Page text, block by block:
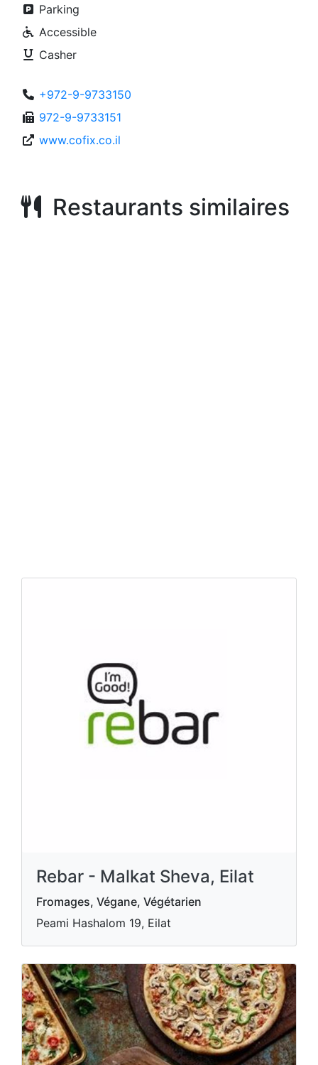
Parking
Accessible
Casher
+972-9-9733150
972-9-9733151
www.cofix.co.il
Restaurants similaires
Rebar - Malkat Sheva, Eilat
Fromages, Végane, Végétarien
Peami Hashalom 19, Eilat